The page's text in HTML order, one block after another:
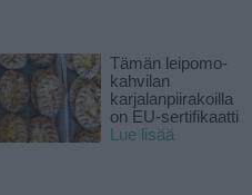
Tämän leipomo-
kahvilan
karjalanpiirakoilla
on EU-sertifikaatti
Lue lisää